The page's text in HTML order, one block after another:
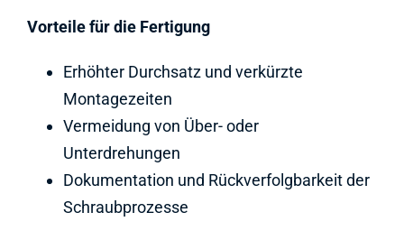
Vorteile für die Fertigung
Erhöhter Durchsatz und verkürzte
Montagezeiten
Vermeidung von Über- oder
Unterdrehungen
Dokumentation und Rückverfolgbarkeit der
Schraubprozesse